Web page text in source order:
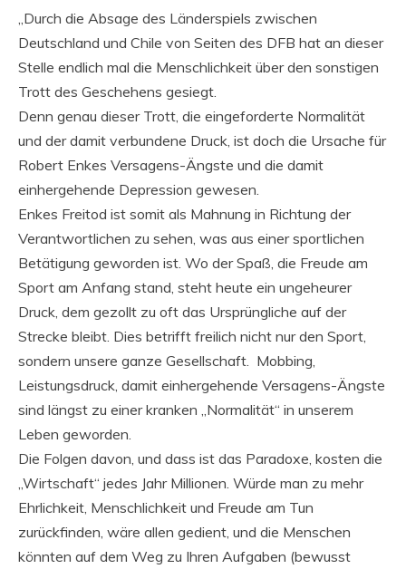
„Durch die Absage des Länderspiels zwischen
Deutschland und Chile von Seiten des DFB hat an dieser
Stelle endlich mal die Menschlichkeit über den sonstigen
Trott des Geschehens gesiegt.
Denn genau dieser Trott, die eingeforderte Normalität
und der damit verbundene Druck, ist doch die Ursache für
Robert Enkes Versagens-Ängste und die damit
einhergehende Depression gewesen.
Enkes Freitod ist somit als Mahnung in Richtung der
Verantwortlichen zu sehen, was aus einer sportlichen
Betätigung geworden ist. Wo der Spaß, die Freude am
Sport am Anfang stand, steht heute ein ungeheurer
Druck, dem gezollt zu oft das Ursprüngliche auf der
Strecke bleibt. Dies betrifft freilich nicht nur den Sport,
sondern unsere ganze Gesellschaft. Mobbing,
Leistungsdruck, damit einhergehende Versagens-Ängste
sind längst zu einer kranken „Normalität“ in unserem
Leben geworden.
Die Folgen davon, und dass ist das Paradoxe, kosten die
„Wirtschaft“ jedes Jahr Millionen. Würde man zu mehr
Ehrlichkeit, Menschlichkeit und Freude am Tun
zurückfinden, wäre allen gedient, und die Menschen
könnten auf dem Weg zu Ihren Aufgaben (bewusst